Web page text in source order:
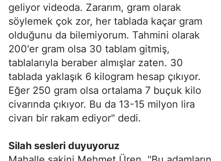
geliyor videoda. Zararım, gram olarak
söylemek çok zor, her tablada kaçar gram
olduğunu da bilemiyorum. Tahmini olarak
200'er gram olsa 30 tablam gitmiş,
tablalarıyla beraber almışlar zaten. 30
tablada yaklaşık 6 kilogram hesap çıkıyor.
Eğer 250 gram olsa ortalama 7 buçuk kilo
civarında çıkıyor. Bu da 13-15 milyon lira
civarı bir rakam ediyor" dedi.
Silah sesleri duyuyoruz